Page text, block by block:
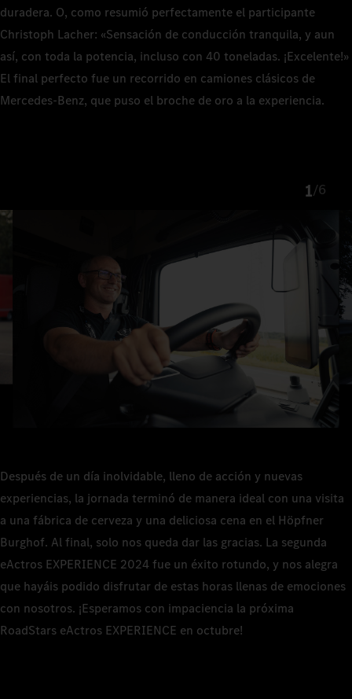
duradera. O, como resumió perfectamente el participante
Christoph Lacher: «Sensación de conducción tranquila, y aun
así, con toda la potencia, incluso con 40 toneladas. ¡Excelente!»
El final perfecto fue un recorrido en camiones clásicos de
Mercedes-Benz, que puso el broche de oro a la experiencia.
1/6
Después de un día inolvidable, lleno de acción y nuevas
experiencias, la jornada terminó de manera ideal con una visita
a una fábrica de cerveza y una deliciosa cena en el Höpfner
Burghof. Al final, solo nos queda dar las gracias. La segunda
eActros EXPERIENCE 2024 fue un éxito rotundo, y nos alegra
que hayáis podido disfrutar de estas horas llenas de emociones
con nosotros. ¡Esperamos con impaciencia la próxima
RoadStars eActros EXPERIENCE en octubre!